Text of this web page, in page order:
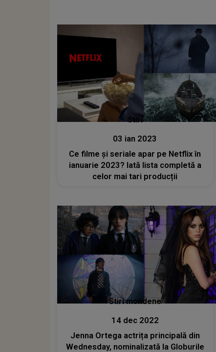
Stiri
03 ian 2023
Ce filme și seriale apar pe Netflix în
ianuarie 2023? Iată lista completă a
celor mai tari producții
Stiri mondene
14 dec 2022
Jenna Ortega actrița principală din
Wednesday, nominalizată la Globurile